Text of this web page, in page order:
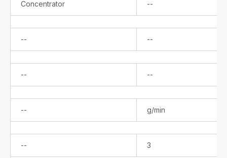
Concentrator --
beschikbaar
--
beschikbaar
--
beschikbaar
--
beschikbaar
--
beschikbaar
--
beschikbaar
g/min
--
beschikbaar
3